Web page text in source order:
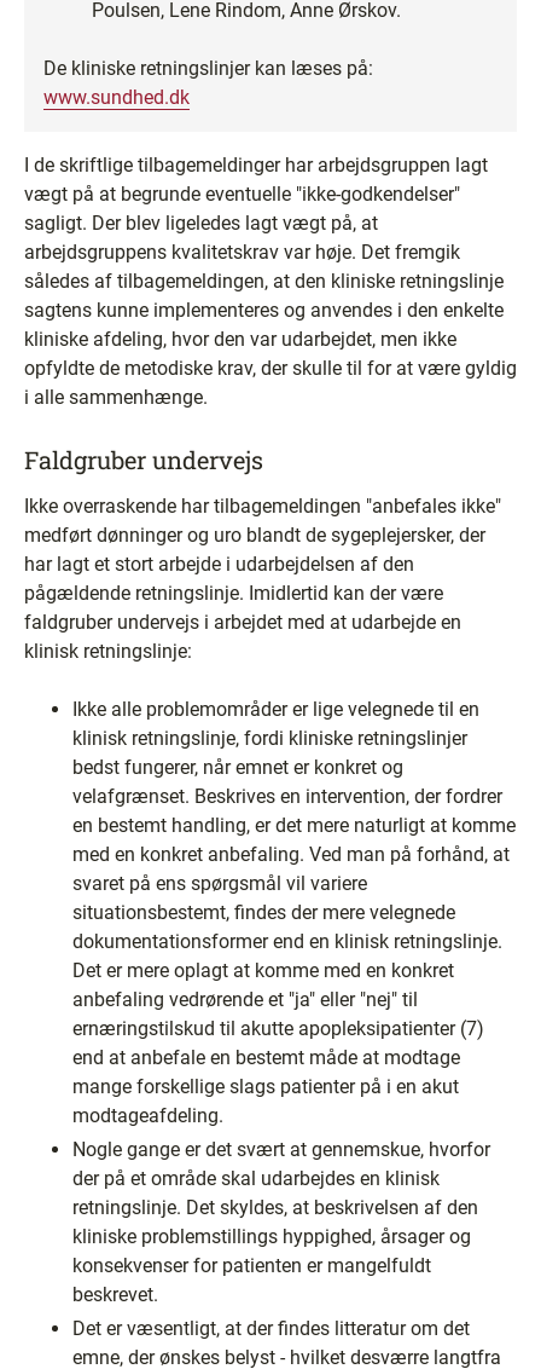
Poulsen, Lene Rindom, Anne Ørskov.
De kliniske retningslinjer kan læses på:
www.sundhed.dk
I de skriftlige tilbagemeldinger har arbejdsgruppen lagt
vægt på at begrunde eventuelle "ikke-godkendelser"
sagligt. Der blev ligeledes lagt vægt på, at
arbejdsgruppens kvalitetskrav var høje. Det fremgik
således af tilbagemeldingen, at den kliniske retningslinje
sagtens kunne implementeres og anvendes i den enkelte
kliniske afdeling, hvor den var udarbejdet, men ikke
opfyldte de metodiske krav, der skulle til for at være gyldig
i alle sammenhænge.
Faldgruber undervejs
Ikke overraskende har tilbagemeldingen "anbefales ikke"
medført dønninger og uro blandt de sygeplejersker, der
har lagt et stort arbejde i udarbejdelsen af den
pågældende retningslinje. Imidlertid kan der være
faldgruber undervejs i arbejdet med at udarbejde en
klinisk retningslinje:
Ikke alle problemområder er lige velegnede til en
klinisk retningslinje, fordi kliniske retningslinjer
bedst fungerer, når emnet er konkret og
velafgrænset. Beskrives en intervention, der fordrer
en bestemt handling, er det mere naturligt at komme
med en konkret anbefaling. Ved man på forhånd, at
svaret på ens spørgsmål vil variere
situationsbestemt, findes der mere velegnede
dokumentationsformer end en klinisk retningslinje.
Det er mere oplagt at komme med en konkret
anbefaling vedrørende et "ja" eller "nej" til
ernæringstilskud til akutte apopleksipatienter (7)
end at anbefale en bestemt måde at modtage
mange forskellige slags patienter på i en akut
modtageafdeling.
Nogle gange er det svært at gennemskue, hvorfor
der på et område skal udarbejdes en klinisk
retningslinje. Det skyldes, at beskrivelsen af den
kliniske problemstillings hyppighed, årsager og
konsekvenser for patienten er mangelfuldt
beskrevet.
Det er væsentligt, at der findes litteratur om det
emne, der ønskes belyst - hvilket desværre langtfra